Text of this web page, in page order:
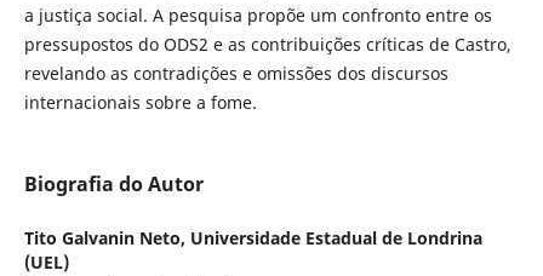
a justiça social. A pesquisa propõe um confronto entre os
pressupostos do ODS2 e as contribuições críticas de Castro,
revelando as contradições e omissões dos discursos
internacionais sobre a fome.
Biografia do Autor
Tito Galvanin Neto, Universidade Estadual de Londrina
(UEL)